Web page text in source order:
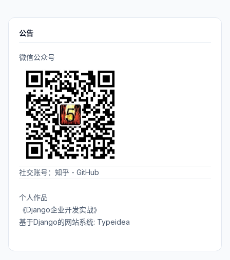
了……”，自我调侃一下。其实技术人员在空闲
公告
微信公众号
社交账号： 知乎 - GitHub
个人作品
《Django企业开发实战》
基于Django的网站系统: Typeidea